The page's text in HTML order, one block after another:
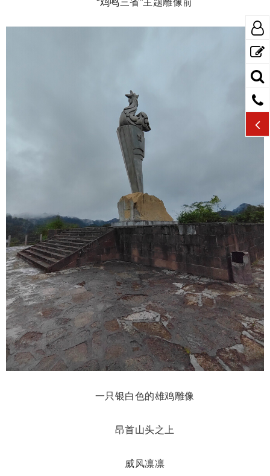
一只银白色的雄鸡雕像
昂首山头之上
威风凛凛